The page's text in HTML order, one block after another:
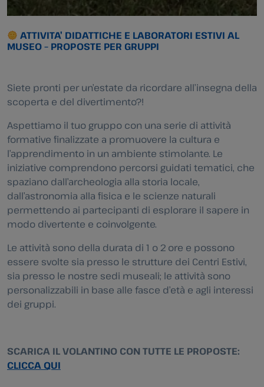
ATTIVITA’ DIDATTICHE E LABORATORI ESTIVI AL
MUSEO – PROPOSTE PER GRUPPI
Siete pronti per un’estate da ricordare all’insegna della
scoperta e del divertimento?!
Aspettiamo il tuo gruppo con una serie di attività
formative finalizzate a promuovere la cultura e
l’apprendimento in un ambiente stimolante. Le
iniziative comprendono percorsi guidati tematici, che
spaziano dall’archeologia alla storia locale,
dall’astronomia alla fisica e le scienze naturali
permettendo ai partecipanti di esplorare il sapere in
modo divertente e coinvolgente.
Le attività sono della durata di 1 o 2 ore e possono
essere svolte sia presso le strutture dei Centri Estivi,
sia presso le nostre sedi museali; le attività sono
personalizzabili in base alle fasce d’età e agli interessi
dei gruppi.
SCARICA IL VOLANTINO CON TUTTE LE PROPOSTE:
CLICCA QUI